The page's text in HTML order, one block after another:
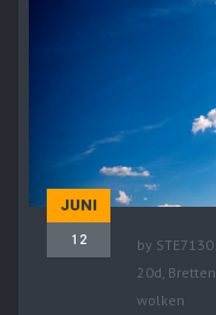
JUNI
12 by STE7130
20d Bretten
wolken